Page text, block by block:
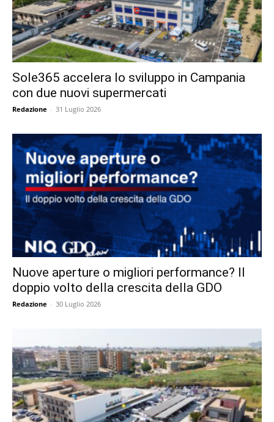
Sole365 accelera lo sviluppo in Campania
con due nuovi supermercati
Redazione - 31 Luglio 2026
Nuove aperture o migliori performance? Il
doppio volto della crescita della GDO
Redazione - 30 Luglio 2026